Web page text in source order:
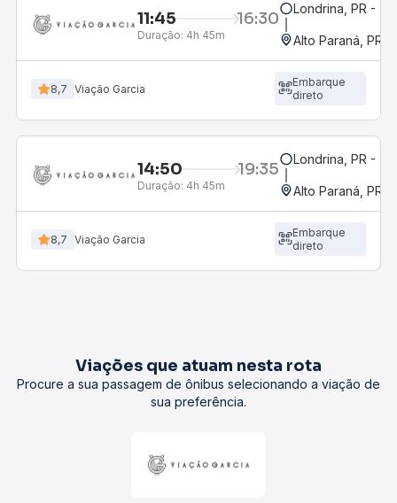
11:45 16:30
Duração: 4h 45m
Londrina, PR -
Alto Paraná, PR
8,7 Viação Garcia
Embarque
direto
14:50 19:35
Duração: 4h 45m
Londrina, PR -
Alto Paraná, PR
8,7 Viação Garcia
Embarque
direto
Viações que atuam nesta rota
Procure a sua passagem de ônibus selecionando a viação de
sua preferência.